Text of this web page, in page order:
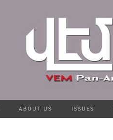
ABOUT US ISSUES